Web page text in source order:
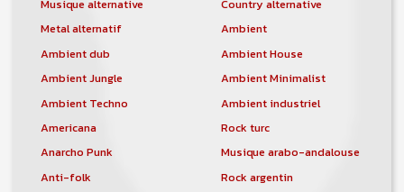
Musique alternative
Country alternative
Metal alternatif
Ambient
Ambient dub
Ambient House
Ambient Jungle
Ambient Minimalist
Ambient Techno
Ambient industriel
Americana
Rock turc
Anarcho Punk
Musique arabo-andalouse
Anti-folk
Rock argentin